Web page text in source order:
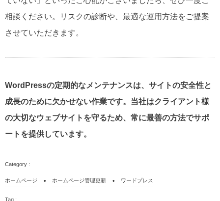
相談ください。リスクの診断や、最適な運用方法をご提案
させていただきます。
WordPressの定期的なメンテナンスは、サイトの安全性と
成長のために欠かせない作業です。当社はクライアント様
の大切なウェブサイトを守るため、常に最善の方法でサポ
ートを提供しています。
ホームページ ホームページ管理更新 ワードプレス